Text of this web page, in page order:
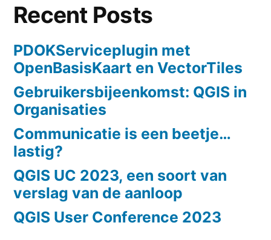
Recent Posts
PDOKServiceplugin met
OpenBasisKaart en VectorTiles
Gebruikersbijeenkomst: QGIS in
Organisaties
Communicatie is een beetje…
lastig?
QGIS UC 2023, een soort van
verslag van de aanloop
QGIS User Conference 2023